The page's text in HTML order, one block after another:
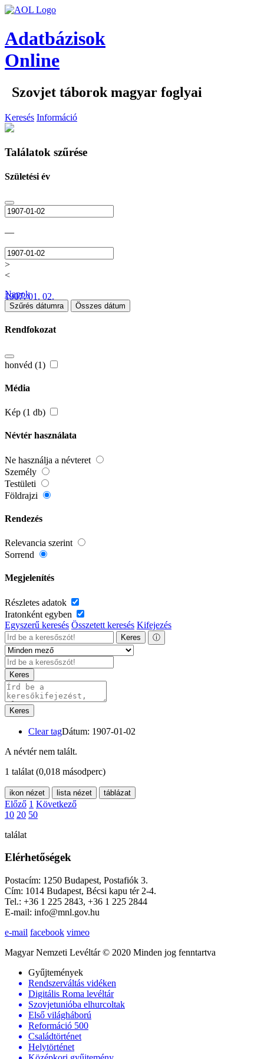
Adatbázisok
Online
Szovjet táborok magyar foglyai
Keresés Információ
Találatok szűrése
Születési év
—
>
<
1907. 01. 02.
Napok
Szűrés dátumra Összes dátum
Rendfokozat
honvéd (1)
Média
Kép (1 db)
Névtér használata
Ne használja a névteret
Személy
Testületi
Földrajzi
Rendezés
Relevancia szerint
Sorrend
Megjelenítés
Részletes adatok
Iratonként egyben
Egyszerű keresés Összetett keresés Kifejezés
Keres ⓘ
Keres
Keres
Clear tagDátum: 1907-01-02
A névtér nem talált.
1 találat (0,018 másodperc)
ikon nézet lista nézet táblázat
Előző 1 Következő
10 20 50
találat
Elérhetőségek
Postacím: 1250 Budapest, Postafiók 3.
Cím: 1014 Budapest, Bécsi kapu tér 2-4.
Tel.: +36 1 225 2843, +36 1 225 2844
E-mail: info@mnl.gov.hu
e-mail facebook vimeo
Magyar Nemzeti Levéltár © 2020 Minden jog fenntartva
Gyűjtemények
Rendszerváltás vidéken
Digitális Roma levéltár
Szovjetunióba elhurcoltak
Első világháború
Reformáció 500
Családtörténet
Helytörténet